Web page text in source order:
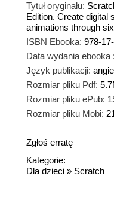
Tytuł oryginału:
Edition. Create digital
animations through
ISBN Ebooka: 978-
Data wydania ebooka :
Język publikacji:
Rozmiar pliku Pdf:
Rozmiar pliku ePub:
Rozmiar pliku Mobi:
Zgłoś erratę
Kategorie:
Dla dzieci » Scratch